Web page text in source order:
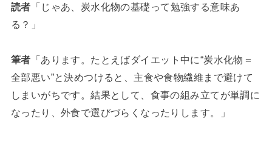
読者 「じゃあ、炭水化物の基礎って勉強する意味あ
る？」
筆者 「あります。たとえばダイエット中に“炭水化物＝
全部悪い”と決めつけると、主食や食物繊維まで避けて
しまいがちです。結果として、食事の組み立てが単調に
なったり、外食で選びづらくなったりします。」